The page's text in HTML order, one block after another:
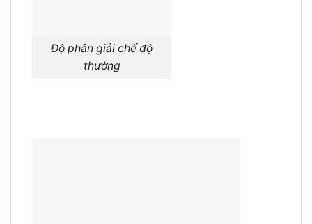
Độ phân giải chế độ
thường